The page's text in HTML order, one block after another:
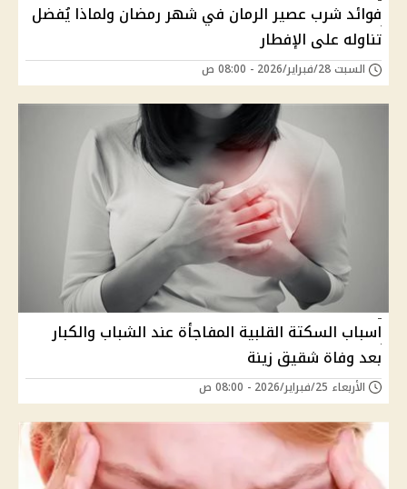
فوائد شرب عصير الرمان في شهر رمضان ولماذا يُفضل
تناوله على الإفطار
السبت 28/فبراير/2026 - 08:00 ص
اسباب السكتة القلبية المفاجأة عند الشباب والكبار
بعد وفاة شقيق زينة
الأربعاء 25/فبراير/2026 - 08:00 ص